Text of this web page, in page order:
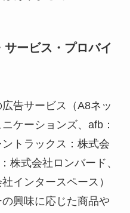
ービス・プロバイ
告サービス（A8ネッ
ケーションズ、afb：
トラックス：株式会
株式会社ロンバード、
インタースペース）
興味に応じた商品や